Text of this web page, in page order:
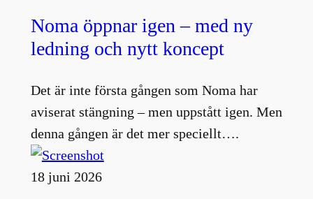
Noma öppnar igen – med ny
ledning och nytt koncept
Det är inte första gången som Noma har
aviserat stängning – men uppstått igen. Men
denna gången är det mer speciellt….
18 juni 2026